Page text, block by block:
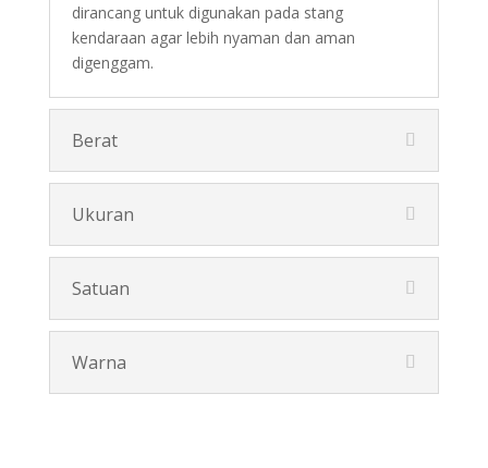
dirancang untuk digunakan pada stang
kendaraan agar lebih nyaman dan aman
digenggam.
Berat
Ukuran
Satuan
Warna